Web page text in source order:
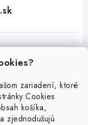
zariadení, ktoré
Cookies
košíka,
zjednodušujú